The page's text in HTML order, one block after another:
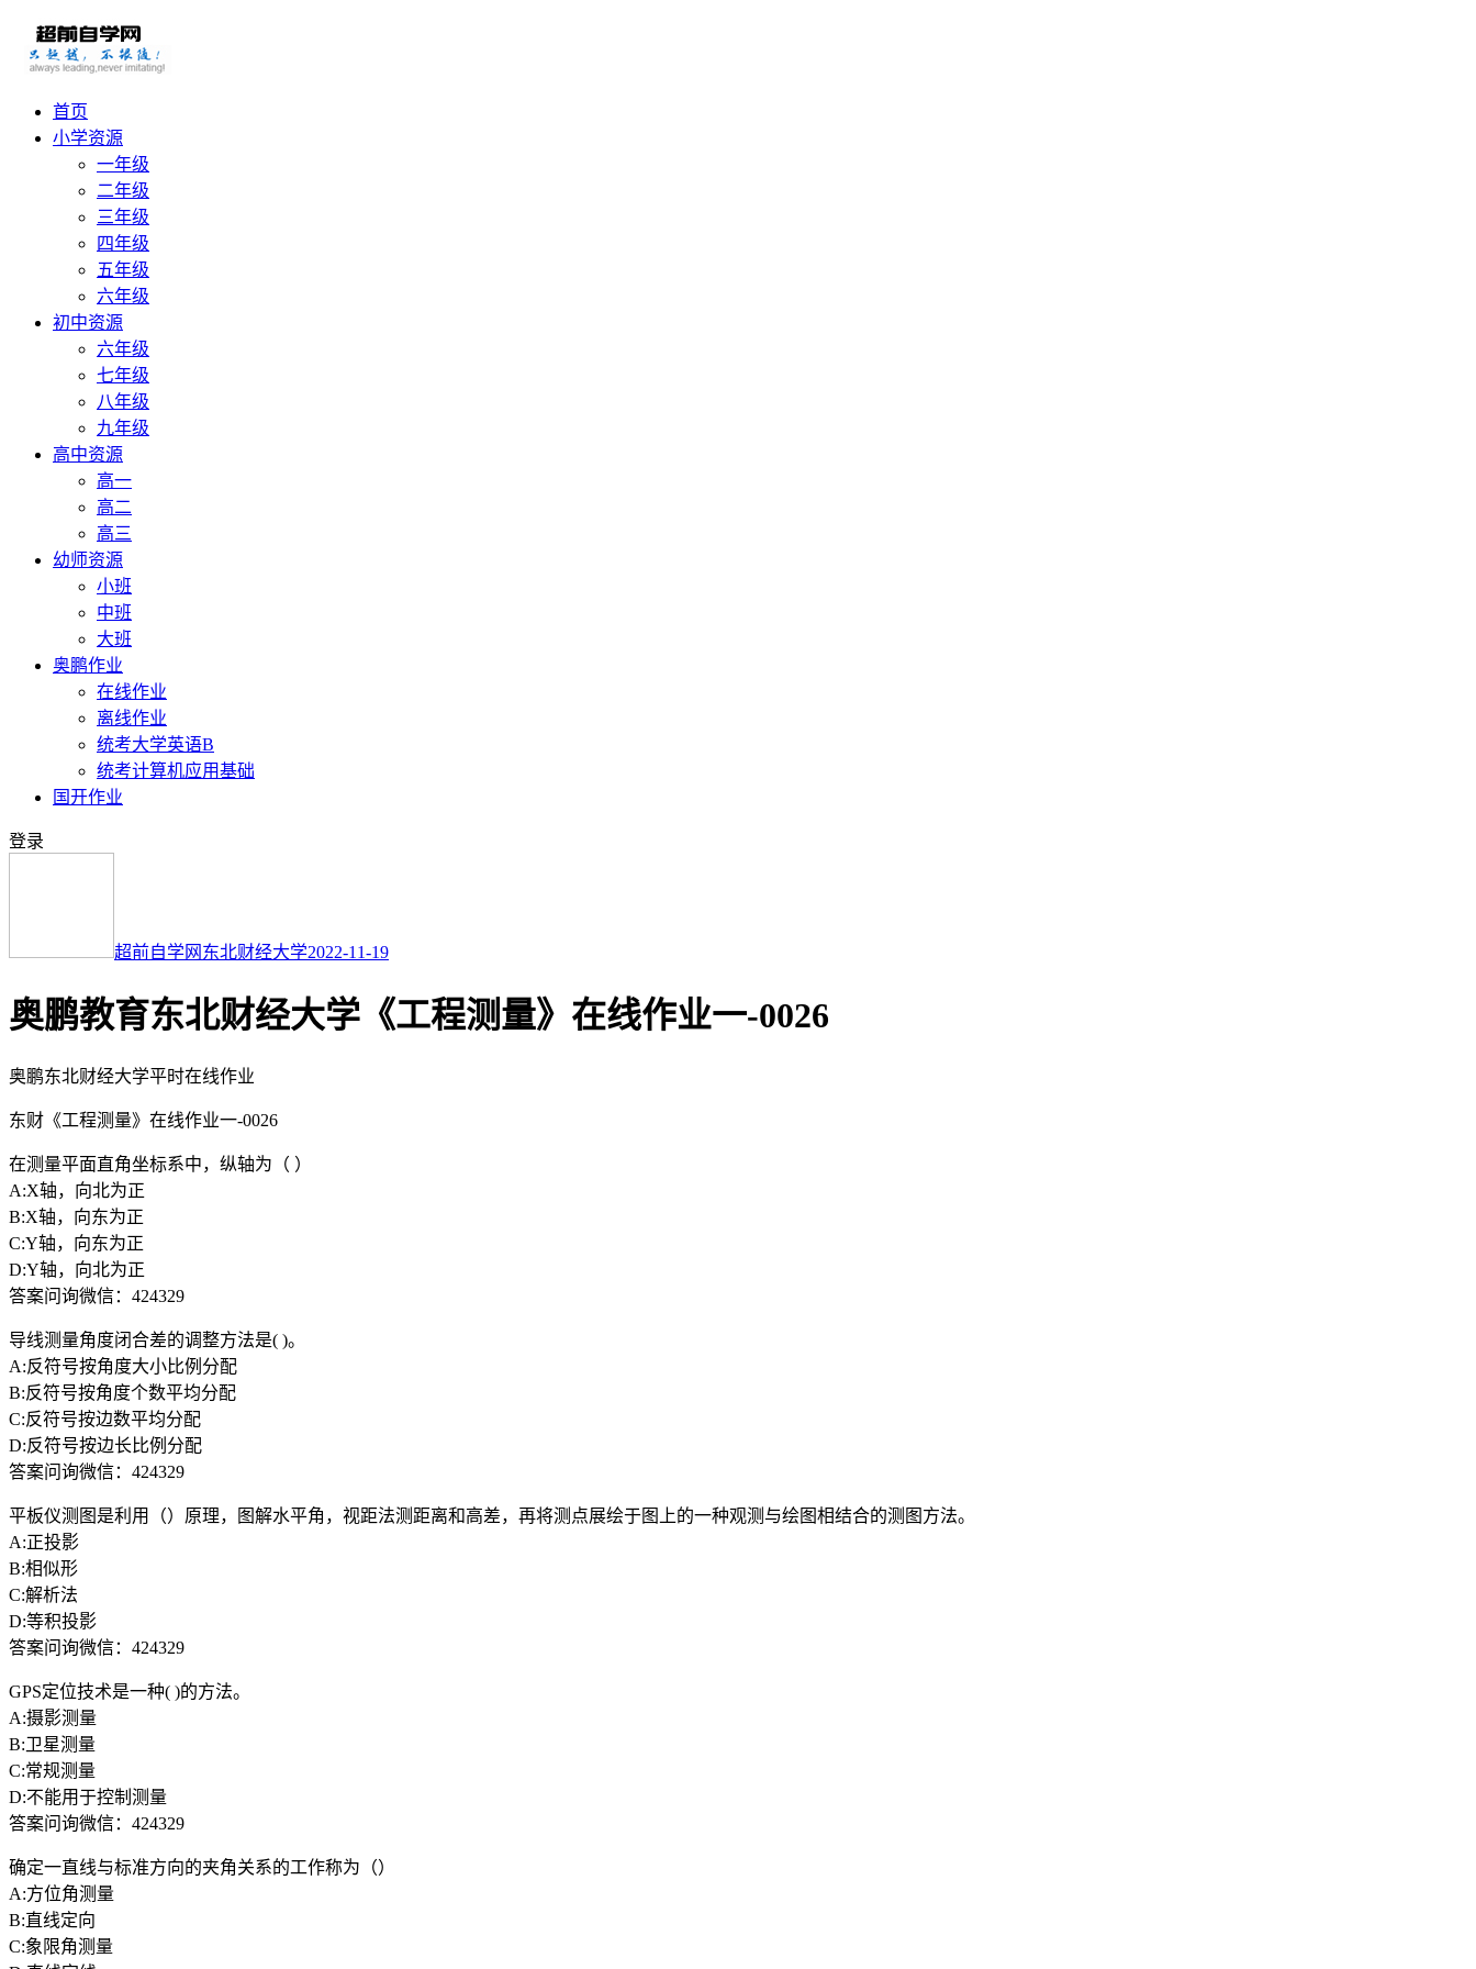
首页
小学资源
一年级
二年级
三年级
四年级
五年级
六年级
初中资源
六年级
七年级
八年级
九年级
高中资源
高一
高二
高三
幼师资源
小班
中班
大班
奥鹏作业
在线作业
离线作业
统考大学英语B
统考计算机应用基础
国开作业
登录
超前自学网 东北财经大学2022-11-19
奥鹏教育东北财经大学《工程测量》在线作业一-0026
奥鹏东北财经大学平时在线作业
东财《工程测量》在线作业一-0026
在测量平面直角坐标系中，纵轴为（ ）
A:X轴，向北为正
B:X轴，向东为正
C:Y轴，向东为正
D:Y轴，向北为正
答案问询微信：424329
导线测量角度闭合差的调整方法是( )。
A:反符号按角度大小比例分配
B:反符号按角度个数平均分配
C:反符号按边数平均分配
D:反符号按边长比例分配
答案问询微信：424329
平板仪测图是利用（）原理，图解水平角，视距法测距离和高差，再将测点展绘于图上的一种观测与绘图相结合的测图方法。
A:正投影
B:相似形
C:解析法
D:等积投影
答案问询微信：424329
GPS定位技术是一种( )的方法。
A:摄影测量
B:卫星测量
C:常规测量
D:不能用于控制测量
答案问询微信：424329
确定一直线与标准方向的夹角关系的工作称为（）
A:方位角测量
B:直线定向
C:象限角测量